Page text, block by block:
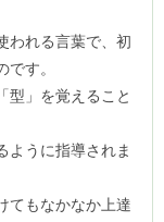
われる言葉で、初
す。
型」を覚えること
ように指導されま
てもなかなか上達